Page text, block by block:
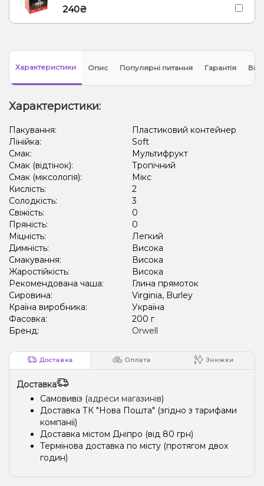
240₴
Характеристики Опис Популярні питання Гарантія
Характеристики:
Пакування:
Пластиковий контейнер
Лінійка:
Soft
Смак:
Мультифрукт
Смак (відтінок):
Тропічний
Смак (міксологія):
Мікс
Кислість:
2
Солодкість:
3
Свіжість:
0
Пряність:
0
Міцність:
Легкий
Димність:
Висока
Смакування:
Висока
Жаростійкість:
Висока
Рекомендована чаша:
Глина прямоток
Сировина:
Virginia, Burley
Країна виробника:
Україна
Фасовка:
200 г
Бренд:
Orwell
Доставка Оплата Знижки
Доставка
Самовивіз (адреси магазинів)
Доставка ТК "Нова Пошта" (згідно з тарифами
компанії)
Доставка містом Дніпро (від 80 грн)
Термінова доставка по місту (протягом двох
годин)